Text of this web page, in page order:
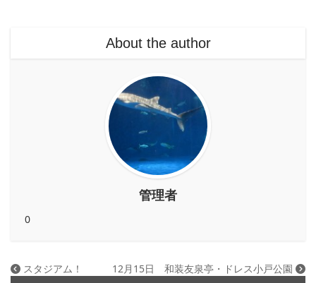
About the author
管理者
0
スタジアム！ 12月15日 和装友泉亭・ドレス小戸公園